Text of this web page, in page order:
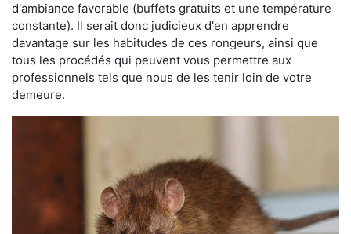
d'ambiance favorable (buffets gratuits et une température
constante). Il serait donc judicieux d'en apprendre
davantage sur les habitudes de ces rongeurs, ainsi que
tous les procédés qui peuvent vous permettre aux
professionnels tels que nous de les tenir loin de votre
demeure.